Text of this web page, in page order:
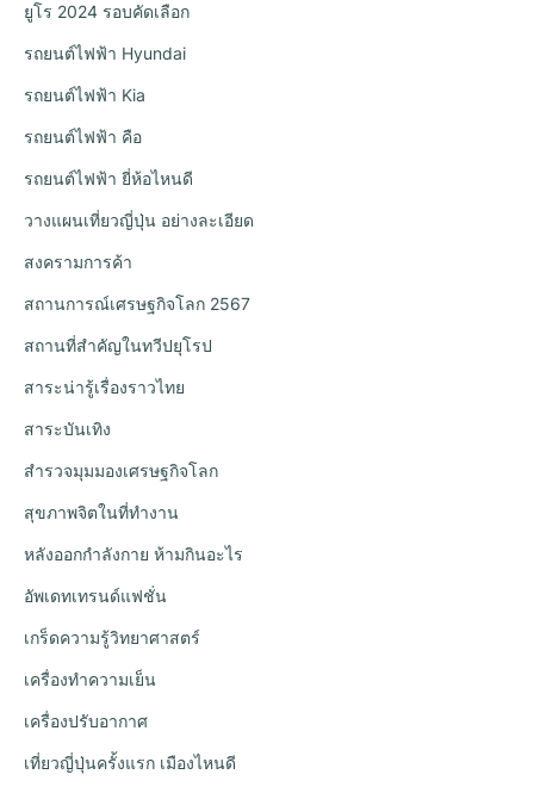
ยูโร 2024 รอบคัดเลือก
รถยนต์ไฟฟ้า Hyundai
รถยนต์ไฟฟ้า Kia
รถยนต์ไฟฟ้า คือ
รถยนต์ไฟฟ้า ยี่ห้อไหนดี
วางแผนเที่ยวญี่ปุ่น อย่างละเอียด
สงครามการค้า
สถานการณ์เศรษฐกิจโลก 2567
สถานที่สำคัญในทวีปยุโรป
สาระน่ารู้เรื่องราวไทย
สาระบันเทิง
สำรวจมุมมองเศรษฐกิจโลก
สุขภาพจิตในที่ทำงาน
หลังออกกําลังกาย ห้ามกินอะไร
อัพเดทเทรนด์แฟชั่น
เกร็ดความรู้วิทยาศาสตร์
เครื่องทำความเย็น
เครื่องปรับอากาศ
เที่ยวญี่ปุ่นครั้งแรก เมืองไหนดี